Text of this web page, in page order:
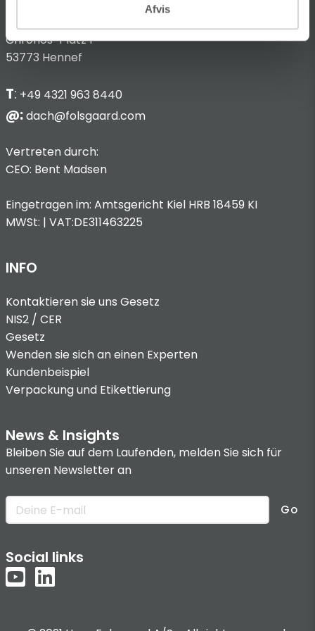
Afvis
Chronos-Platz 1
53773 Hennef
T: +49 4321 963 8440
@:dach@folsgaard.com
Vertreten durch:
CEO: Bent Madsen
Eingetragen im: Amtsgericht Kiel HRB 18459 KI
MWSt: | VAT:DE311463225
INFO
Kontaktieren sie uns Gesetz
NIS2 / CER
Gesetz
Wenden sie sich an einen Experten
Kundenbeispiel
Verpackung und Etikettierung
News & Insights
Bleiben Sie auf dem Laufenden, melden Sie sich für
unseren Newsletter an
Go
Social links